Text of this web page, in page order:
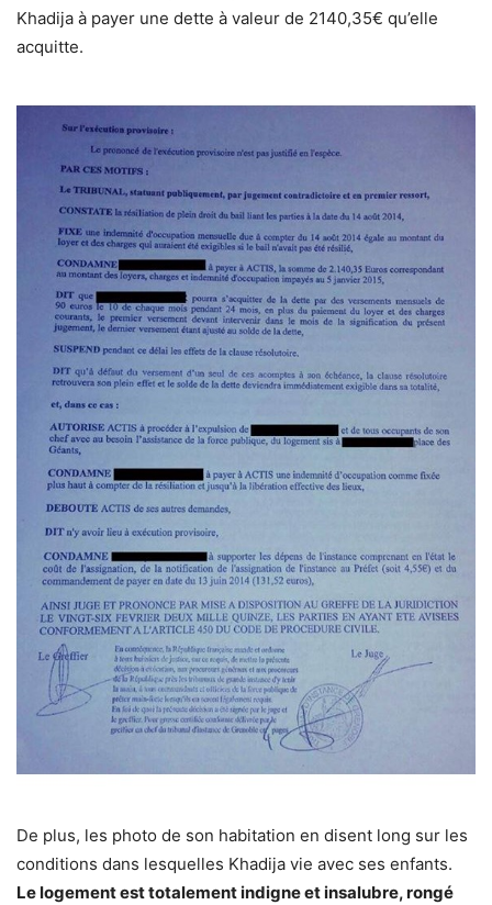
Khadija à payer une dette à valeur de 2140,35€ qu’elle
acquitte.
De plus, les photo de son habitation en disent long sur les
conditions dans lesquelles Khadija vie avec ses enfants.
Le logement est totalement indigne et insalubre, rongé